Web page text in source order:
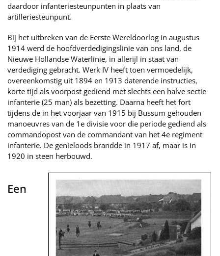
daardoor infanteriesteunpunten in plaats van
artilleriesteunpunt.
Bij het uitbreken van de Eerste Wereldoorlog in augustus
1914 werd de hoofdverdedigingslinie van ons land, de
Nieuwe Hollandse Waterlinie, in allerijl in staat van
verdediging gebracht. Werk IV heeft toen vermoedelijk,
overeenkomstig uit 1894 en 1913 daterende instructies,
korte tijd als voorpost gediend met slechts een halve sectie
infanterie (25 man) als bezetting. Daarna heeft het fort
tijdens de in het voorjaar van 1915 bij Bussum gehouden
manoeuvres van de 1e divisie voor die periode gediend als
commandopost van de commandant van het 4e regiment
infanterie. De genieloods brandde in 1917 af, maar is in
1920 in steen herbouwd.
Een